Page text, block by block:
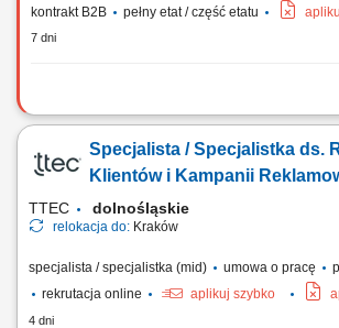
kontrakt B2B
pełny etat / część etatu
7 dni
Aktywne pozyskiwanie klientów i sprzedaż
Przygotowywanie ofert i prowadzenie spotkań
potrzeb klienta i rekomendowanie dopasowanych
Specjalista / Specjalistka ds.
Klientów i Kampanii
TTEC dolnośląskie
relokacja do: Kraków
specjalista / specjalistka (mid) umowa o pracę
rekrutacja online
aplikuj szybko
4 dni